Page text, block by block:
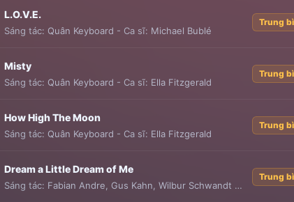
L.O.V.E.
Sáng tác: Quân Keyboard - Ca sĩ: Michael Bublé
Trung
Misty
Sáng tác: Quân Keyboard - Ca sĩ: Ella Fitzgerald
Trung
How High The Moon
Sáng tác: Quân Keyboard - Ca sĩ: Ella Fitzgerald
Trung
Dream a Little Dream of Me
Sáng tác: Fabian Andre Gus Kahn Wilbur Schwandt - Ca sĩ:Louis
Trung